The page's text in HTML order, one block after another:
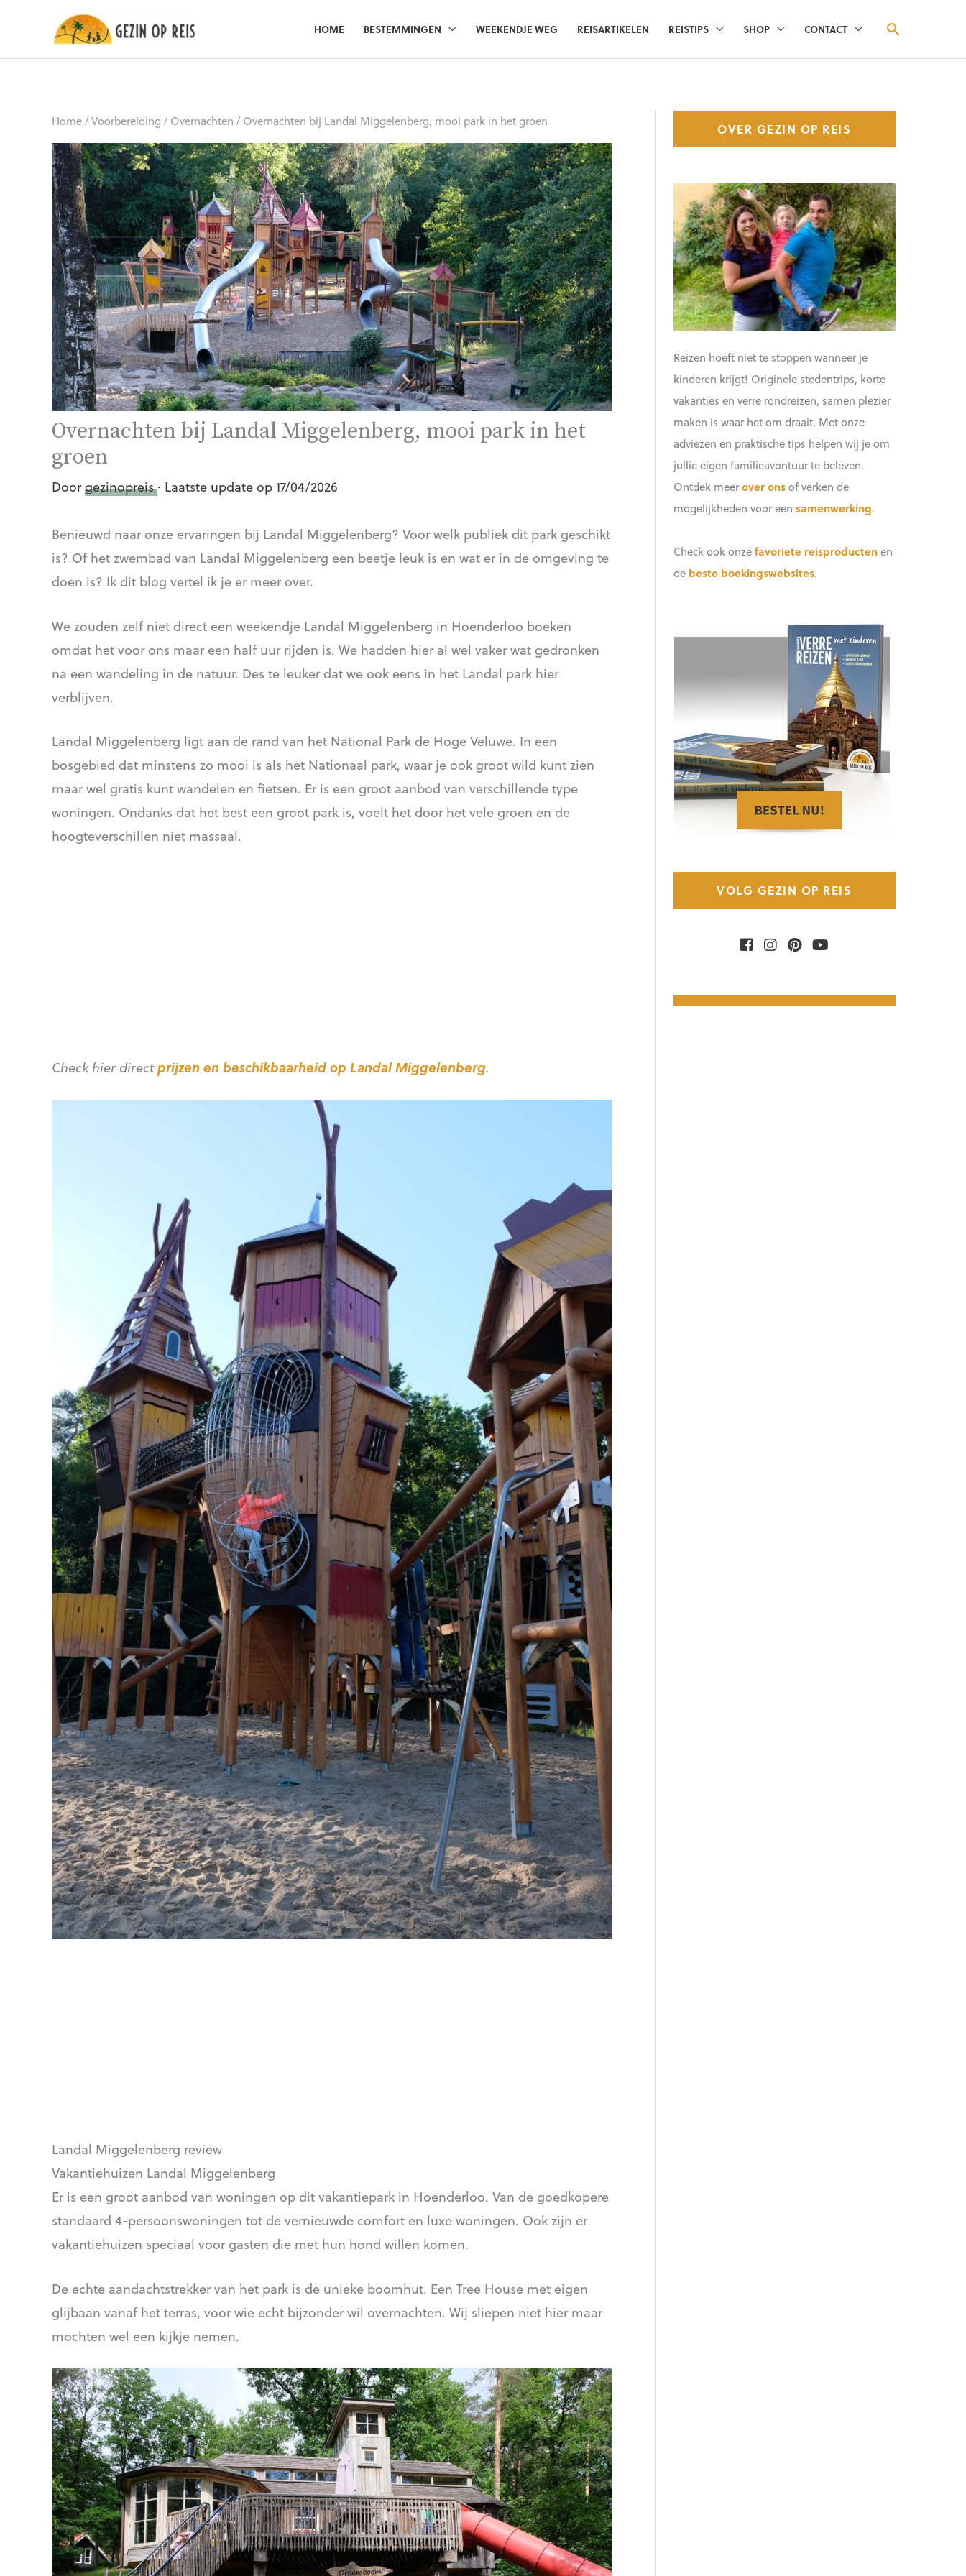
HOME BESTEMMINGEN WEEKENDJE WEG REISARTIKELEN REISTIPS SHOP CONTACT ZOEKEN
Home/Voorbereiding / Overnachten / Overnachten bij Landal Miggelenberg, mooi park in het groen
Overnachten bij Landal Miggelenberg, mooi park in het
groen
Doorgezinopreis· Laatste update op 17/04/2026
Benieuwd naar onze ervaringen bij Landal Miggelenberg? Voor welk publiek dit park geschikt
is? Of het zwembad van Landal Miggelenberg een beetje leuk is en wat er in de omgeving te
doen is? Ik dit blog vertel ik je er meer over.
We zouden zelf niet direct een weekendje Landal Miggelenberg in Hoenderloo boeken
omdat het voor ons maar een half uur rijden is. We hadden hier al wel vaker wat gedronken
na een wandeling in de natuur. Des te leuker dat we ook eens in het Landal park hier
verblijven.
Landal Miggelenberg ligt aan de rand van het National Park de Hoge Veluwe. In een
bosgebied dat minstens zo mooi is als het Nationaal park, waar je ook groot wild kunt zien
maar wel gratis kunt wandelen en fietsen. Er is een groot aanbod van verschillende type
woningen. Ondanks dat het best een groot park is, voelt het door het vele groen en de
hoogteverschillen niet massaal.
Check hier directprijzen en beschikbaarheid op Landal Miggelenberg.
Landal Miggelenberg review
Vakantiehuizen Landal Miggelenberg
Er is een groot aanbod van woningen op dit vakantiepark in Hoenderloo. Van de goedkopere
standaard 4-persoonswoningen tot de vernieuwde comfort en luxe woningen. Ook zijn er
vakantiehuizen speciaal voor gasten die met hun hond willen komen.
De echte aandachtstrekker van het park is de unieke boomhut. Een Tree House met eigen
glijbaan vanaf het terras, voor wie echt bijzonder wil overnachten. Wij sliepen niet hier maar
mochten wel een kijkje nemen.
OVER GEZIN OP REIS
Reizen hoeft niet te stoppen wanneer je
kinderen krijgt! Originele stedentrips, korte
vakanties en verre rondreizen, samen plezier
maken is waar het om draait. Met onze
adviezen en praktische tips helpen wij je om
jullie eigen familieavontuur te beleven.
Ontdek meerover onsof verken de
mogelijkheden voor een samenwerking.
Check ook onzefavoriete reisproductenen
de beste boekingswebsites.
VOLG GEZIN OP REIS